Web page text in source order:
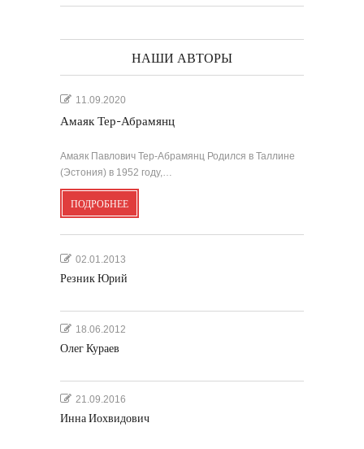
НАШИ АВТОРЫ
11.09.2020
Амаяк Тер-Абрамянц
Амаяк Павлович Тер-Абрамянц Родился в Таллине
(Эстония) в 1952 году,…
ПОДРОБНЕЕ
02.01.2013
Резник Юрий
18.06.2012
Олег Кураев
21.09.2016
Инна Иохвидович